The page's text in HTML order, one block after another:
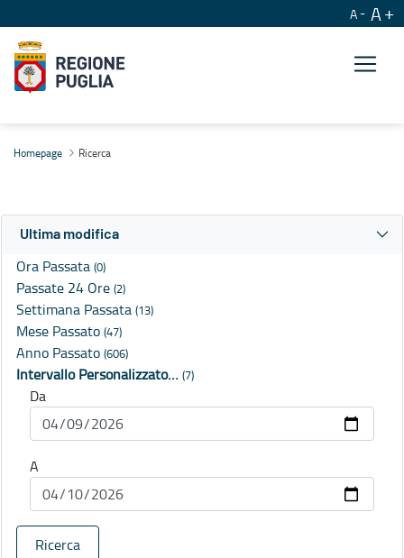
A A
Homepage Ricerca
Ultima modifica
Ora Passata (0)
Passate 24 Ore (2)
Settimana Passata (13)
Mese Passato (47)
Anno Passato (606)
Intervallo Personalizzato… (7)
Da
A
Ricerca